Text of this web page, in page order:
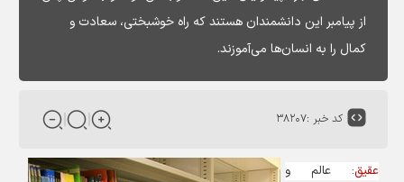
از پیامبر این دانشمندان هستند که راه خوشبختی، سعادت و
کمال را به انسان‌ها می‌آموزند.
کد خبر :۳۸۲۰۷
عقیق: عالم و